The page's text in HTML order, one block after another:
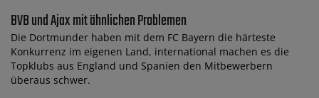
BVB und Ajax mit ähnlichen Problemen
Die Dortmunder haben mit dem FC Bayern die härteste
Konkurrenz im eigenen Land, international machen es die
Topklubs aus England und Spanien den Mitbewerbern
überaus schwer.